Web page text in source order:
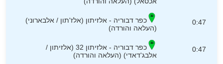
0:47
כפר דבוריה - אלזיתון (אלז'תון / אלבארוני)
(העלאה והורדה)
0:47
כפר דבוריה - אלזיתון 32 (אלזיתון /
אלבג'דאדי) (העלאה והורדה)